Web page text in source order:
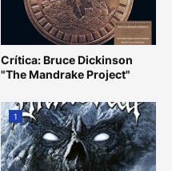
Crítica: Bruce Dickinson
"The Mandrake Project"
1